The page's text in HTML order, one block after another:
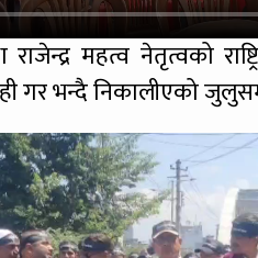
राजेन्द्र महत्व नेतृत्वको
गर भन्दै निकालीएको